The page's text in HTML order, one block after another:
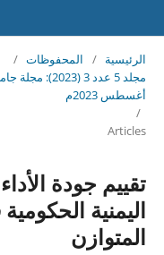
الرئيسية / المحفوظات /
مجلد 5 عدد 3
أغسطس 2023م
/
Articles
تقييم جودة
اليمنية
المتوازن